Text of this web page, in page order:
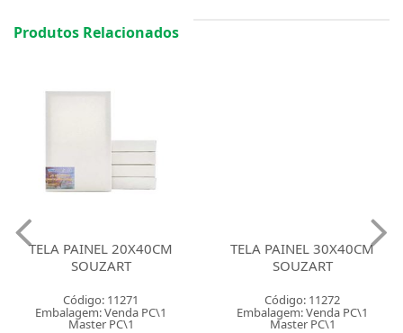
Produtos Relacionados
TELA PAINEL 20X40CM
SOUZART
Código: 11271
Embalagem: Venda PC\1
Master PC\1
TELA PAINEL 30X40CM
SOUZART
Código: 11272
Embalagem: Venda PC\1
Master PC\1